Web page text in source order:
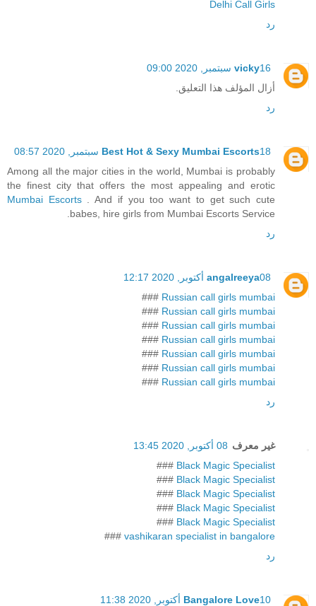
Delhi Call Girls
رد
vicky16 سبتمبر, 2020 09:00
أزال المؤلف هذا التعليق.
رد
Best Hot & Sexy Mumbai Escorts18 سبتمبر, 2020 08:57
Among all the major cities in the world, Mumbai is probably
the finest city that offers the most appealing and erotic
Mumbai Escorts. And if you too want to get such cute
babes, hire girls from Mumbai Escorts Service.
رد
angalreeya08 أكتوبر, 2020 12:17
Russian call girls mumbai
###
Russian call girls mumbai
###
Russian call girls mumbai
###
Russian call girls mumbai
###
Russian call girls mumbai
###
Russian call girls mumbai
###
Russian call girls mumbai
###
رد
غير معرف 08 أكتوبر, 2020 13:45
Black Magic Specialist
###
Black Magic Specialist
###
Black Magic Specialist
###
Black Magic Specialist
###
Black Magic Specialist
###
vashikaran specialist in bangalore
###
رد
Bangalore Love10 أكتوبر, 2020 11:38